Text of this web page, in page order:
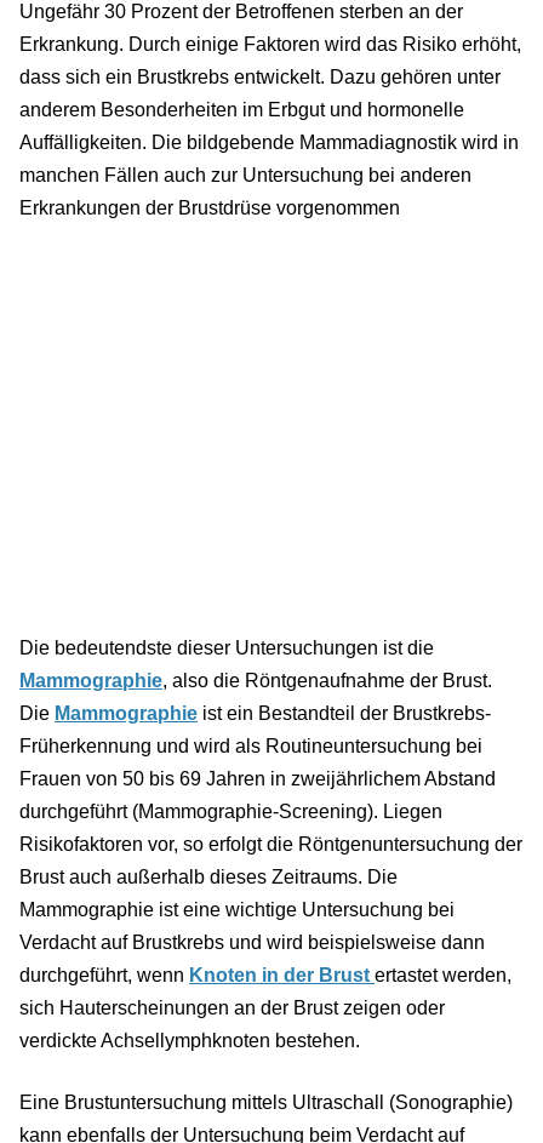
Ungefähr 30 Prozent der Betroffenen sterben an der
Erkrankung. Durch einige Faktoren wird das Risiko erhöht,
dass sich ein Brustkrebs entwickelt. Dazu gehören unter
anderem Besonderheiten im Erbgut und hormonelle
Auffälligkeiten. Die bildgebende Mammadiagnostik wird in
manchen Fällen auch zur Untersuchung bei anderen
Erkrankungen der Brustdrüse vorgenommen
Die bedeutendste dieser Untersuchungen ist die
Mammographie, also die Röntgenaufnahme der Brust.
Die Mammographie ist ein Bestandteil der Brustkrebs-
Früherkennung und wird als Routineuntersuchung bei
Frauen von 50 bis 69 Jahren in zweijährlichem Abstand
durchgeführt (Mammographie-Screening). Liegen
Risikofaktoren vor, so erfolgt die Röntgenuntersuchung der
Brust auch außerhalb dieses Zeitraums. Die
Mammographie ist eine wichtige Untersuchung bei
Verdacht auf Brustkrebs und wird beispielsweise dann
durchgeführt, wenn Knoten in der Brust ertastet werden,
sich Hauterscheinungen an der Brust zeigen oder
verdickte Achsellymphknoten bestehen.
Eine Brustuntersuchung mittels Ultraschall (Sonographie)
kann ebenfalls der Untersuchung beim Verdacht auf